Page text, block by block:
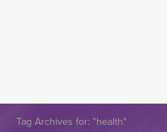
Tag Archives for: "health"